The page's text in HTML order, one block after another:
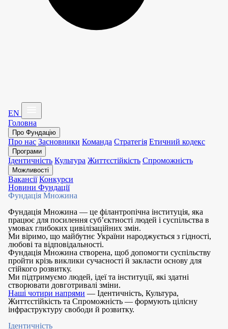
EN
Головна
Про Фундацію
Про нас Засновники Команда Стратегія Етичний кодекс
Програми
Ідентичність Культура Життєстійкість Спроможність
Можливості
Вакансії Конкурси
Новини Фундації
Фундація Множина
Фундація Множина — це філантропічна інституція, яка
працює для посилення суб’єктності людей і суспільства в
умовах глибоких цивілізаційних змін.
Ми віримо, що майбутнє України народжується з гідності,
любові та відповідальності.
Фундація Множина створена, щоб допомогти суспільству
пройти крізь виклики сучасності й закласти основу для
стійкого розвитку.
Ми підтримуємо людей, ідеї та інституції, які здатні
створювати довготривалі зміни.
Наші чотири напрями — Ідентичність, Культура,
Життєстійкість та Спроможність — формують цілісну
інфраструктуру свободи й розвитку.
Ідентичність